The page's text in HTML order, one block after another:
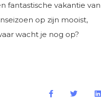
fantastische vakantie van
op zijn mooist,
wacht je nog op?